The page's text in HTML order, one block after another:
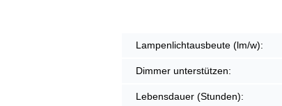
Lampenlichtausbeute (lm/w):
Dimmer unterstützen:
Lebensdauer (Stunden):